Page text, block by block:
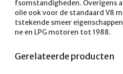
fsomstandigheden. Overigens
olie ook voor de standaard V8
tstekende smeer
ne en LPG motoren tot 1988.
Gerelateerde producten